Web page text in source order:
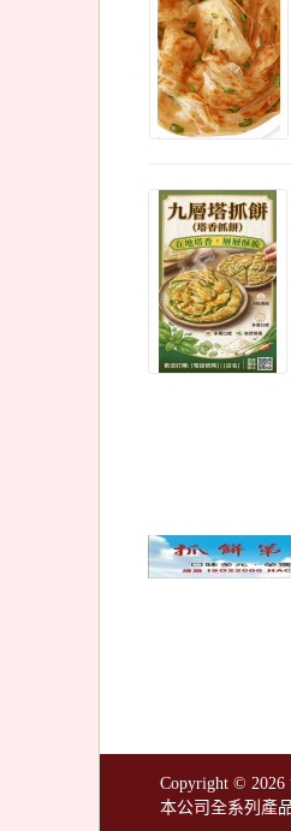
Copyright © 2026
本公司全系列產